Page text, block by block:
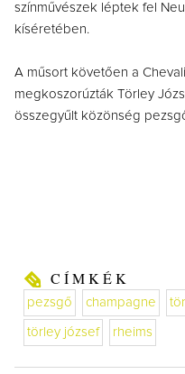
színművészek léptek fel
kíséretében.
A műsort követően a
megkoszorúzták Törley
összegyűlt közönség
CÍMKÉK
pezsgő champagne
törley józsef rheims